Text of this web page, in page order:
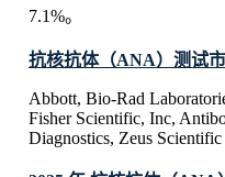
7.1%。
抗核抗体（ANA）测试
Abbott, Bio-Rad
Fisher Scientific, Inc,
Diagnostics, Zeus Scientific